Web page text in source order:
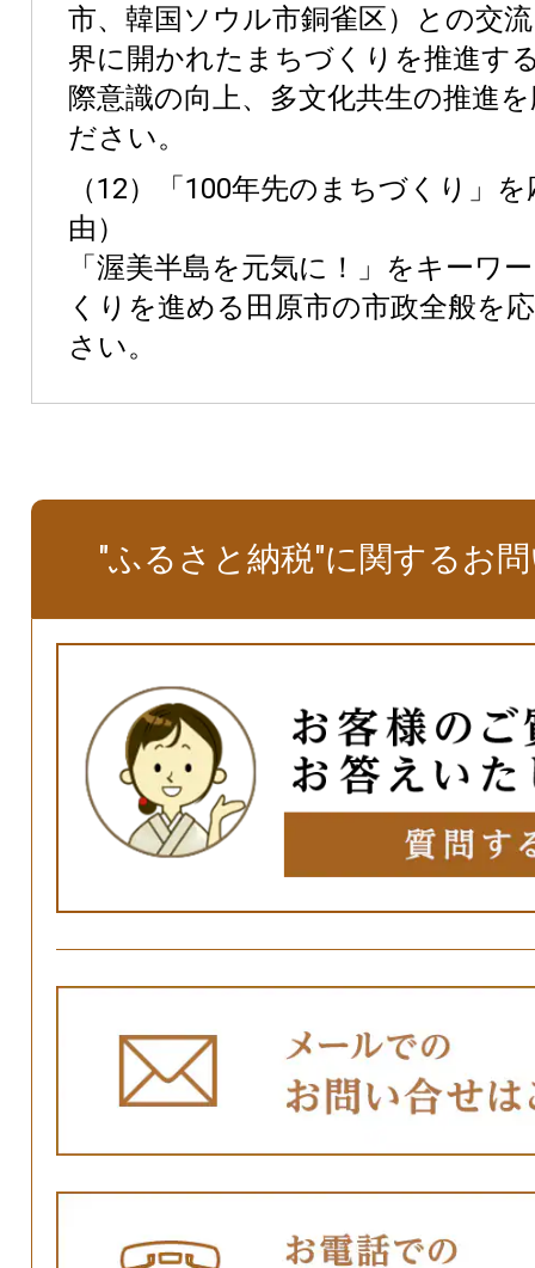
市、韓国ソウル市銅雀区）との交
界に開かれたまちづくりを推進す
際意識の向上、多文化共生の推進
ださい。
（12）「100年先のまちづくり」
由）
「渥美半島を元気に！」をキーワ
くりを進める田原市の市政全般を
さい。
"ふるさと納税"に関するお